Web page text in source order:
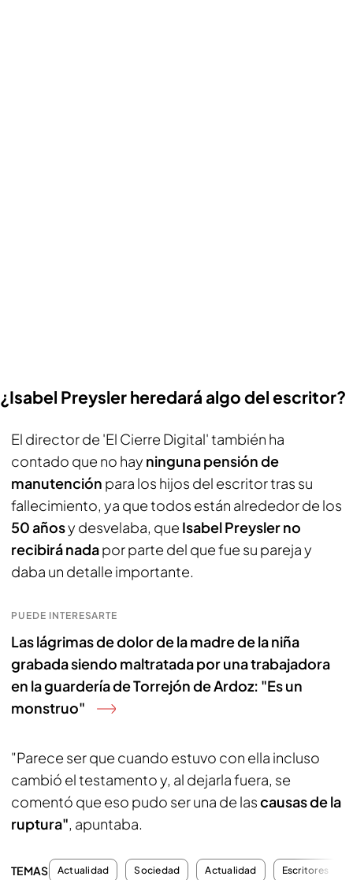
¿Isabel Preysler heredará algo del escritor?
El director de 'El Cierre Digital' también ha
contado que no hay ninguna pensión de
manutención para los hijos del escritor tras su
fallecimiento, ya que todos están alrededor de los
50 añosy desvelaba, que Isabel Preysler no
recibirá nadapor parte del que fue su pareja y
daba un detalle importante.
PUEDE INTERESARTE
Las lágrimas de dolor de la madre de la niña
grabada siendo maltratada por una trabajadora
en la guardería de Torrejón de Ardoz: "Es un
monstruo"
"Parece ser que cuando estuvo con ella incluso
cambió el testamento y, al dejarla fuera, se
comentó que eso pudo ser una de lascausas de la
ruptura", apuntaba.
TEMAS Actualidad Sociedad Actualidad Escritores